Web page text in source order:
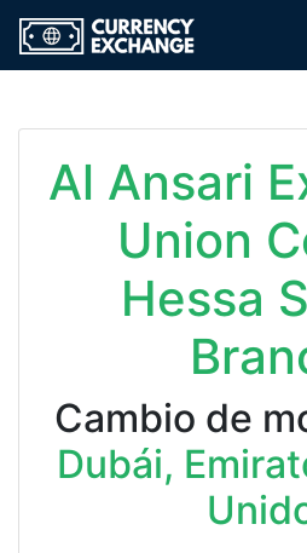
Al Ansari
Union
Hessa
Cambio de
Dubái,